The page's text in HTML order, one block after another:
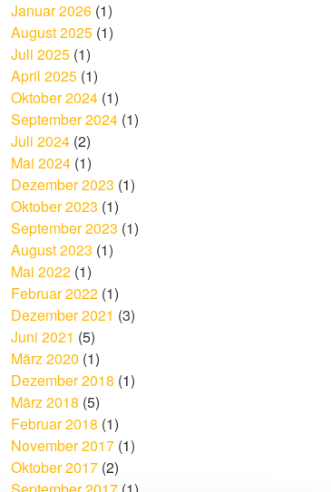
Januar 2026(1)
August 2025(1)
Juli 2025(1)
April 2025(1)
Oktober 2024(1)
September 2024(1)
Juli 2024(2)
Mai 2024(1)
Dezember 2023 (1)
Oktober 2023 (1)
September 2023 (1)
August 2023 (1)
Mai 2022(1)
Februar 2022(1)
Dezember 2021 (3)
Juni 2021 (5)
März 2020 (1)
Dezember 2018 (1)
März 2018 (5)
Februar 2018 (1)
November 2017(1)
Oktober 2017(2)